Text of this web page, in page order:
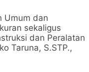
Umum dan
sekaligus
dan Peralatan
Taruna, S.STP.,